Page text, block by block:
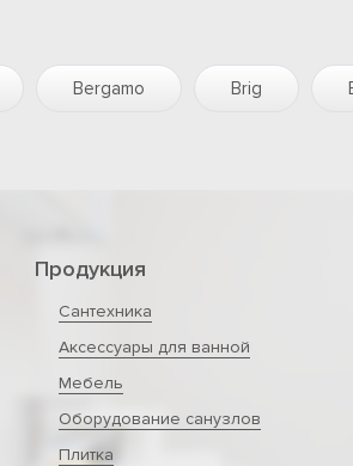
Bergamo Brig
Продукция
Сантехника
Аксессуары для ванной
Мебель
Оборудование санузлов
Плитка